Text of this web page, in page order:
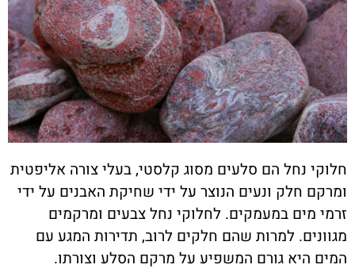
חלוקי נחל הם סלעים מסוג קלסטי, בעלי צורה אליפטית
ומרקם חלק ונעים הנוצר על ידי שחיקת האבנים על ידי
זרמי מים במעמקים. לחלוקי נחל צבעים ומרקמים
מגוונים. למרות שהם חלקים לרוב, תדירות המגע עם
המים היא גורם המשפיע על מרקם הסלע וצורתו.